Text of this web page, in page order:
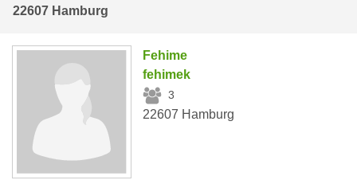
22607 Hamburg
Fehime
fehimek
3
22607 Hamburg